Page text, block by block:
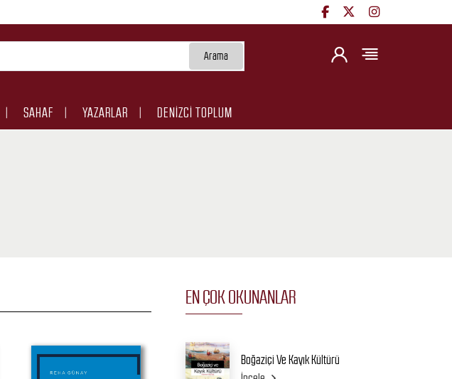
Arama
SAHAF YAZARLAR DENİZCİ TOPLUM
EN ÇOK OKUNANLAR
Boğaziçi Ve Kayık Kültürü